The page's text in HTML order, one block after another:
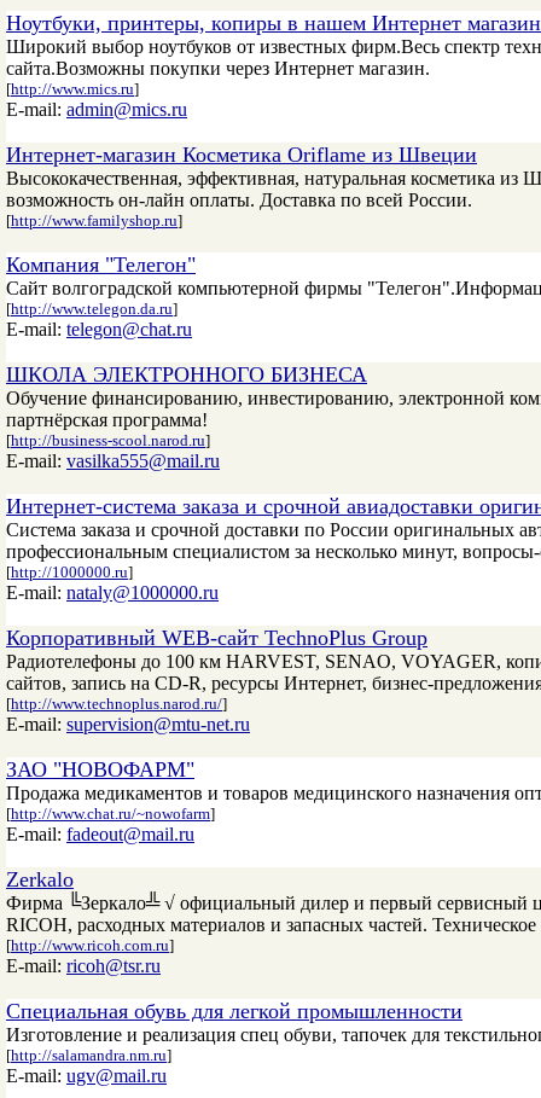
Ноутбуки, принтеры, копиры в нашем Интернет
Широкий выбор ноутбуков от известных фирм.Весь спектр
сайта.Возможны покупки через Интернет магазин.
[http://www.mics.ru]
E-mail: admin@mics.ru
Интернет-магазин Косметика Oriflame из Швеции
Высококачественная, эффективная, натуральная косметика
возможность он-лайн оплаты. Доставка по всей России.
[http://www.familyshop.ru]
Компания "Телегон"
Сайт волгоградской компьютерной фирмы
[http://www.telegon.da.ru]
E-mail: telegon@chat.ru
ШКОЛА ЭЛЕКТРОННОГО БИЗНЕСА
Обучение финансированию, инвестированию, электронной
партнёрская программа!
[http://business-scool.narod.ru]
E-mail: vasilka555@mail.ru
Интернет-система заказа и срочной авиадоставки
Система заказа и срочной доставки по России оригинальных
профессиональным специалистом за несколько минут, вопросы-
[http://1000000.ru]
E-mail: nataly@1000000.ru
Корпоративный WEB-сайт TechnoPlus Group
Радиотелефоны до 100 км HARVEST, SENAO, VOYAGER,
сайтов, запись на CD-R, ресурсы Интернет, бизнес-
[http://www.technoplus.narod.ru/]
E-mail: supervision@mtu-net.ru
ЗАО "НОВОФАРМ"
Продажа медикаментов и товаров медицинского назначения
[http://www.chat.ru/~nowofarm]
E-mail: fadeout@mail.ru
Zerkalo
Фирма ╚Зеркало╩ √ официальный дилер и первый сервисный
RICOH, расходных материалов и запасных частей.
[http://www.ricoh.com.ru]
E-mail: ricoh@tsr.ru
Специальная обувь для легкой промышленности
Изготовление и реализация спец обуви, тапочек для
[http://salamandra.nm.ru]
E-mail: ugv@mail.ru